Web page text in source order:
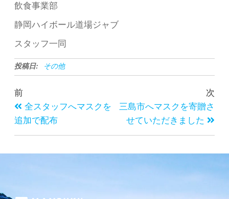
飲食事業部
静岡ハイボール道場ジャブ
スタッフ一同
投稿日: その他
前
全スタッフへマスクを
追加で配布
次
三島市へマスクを寄贈さ
せていただきました